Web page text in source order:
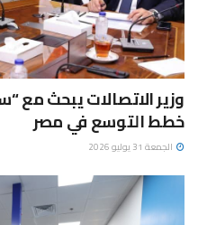
وزير الاتصالات يبحث مع
خطط التوسع في مصر
الجمعة 31 يوليو 2026